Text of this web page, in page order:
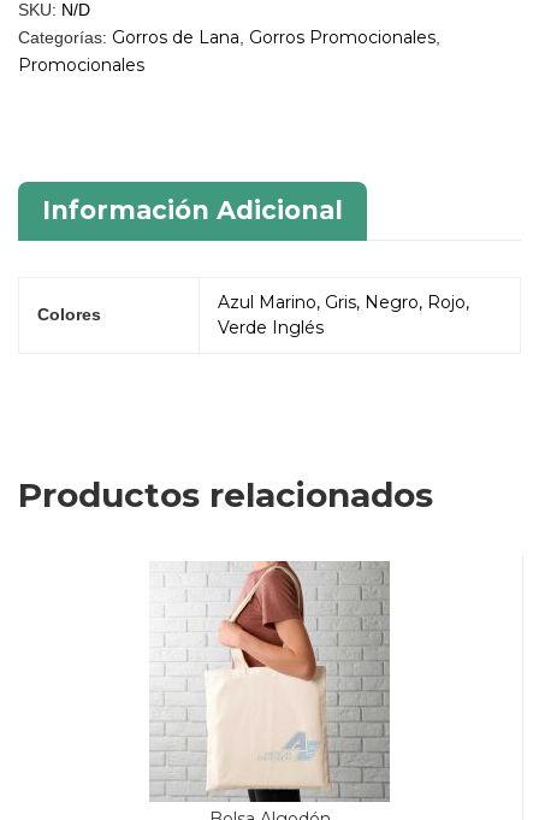
SKU: N/D
Categorías: Gorros de Lana Gorros Promocionales
Promocionales
Información Adicional
Colores
Azul Marino, Gris, Negro, Rojo,
Verde Inglés
Productos relacionados